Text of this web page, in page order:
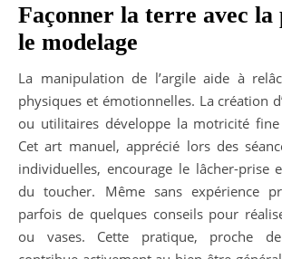
Façonner la terre avec la
le modelage
La manipulation de l’argile aide à
physiques et émotionnelles. La création
ou utilitaires développe la motricité fine
Cet art manuel, apprécié lors des
individuelles, encourage le lâcher-prise
du toucher. Même sans expérience
parfois de quelques conseils pour
ou vases. Cette pratique, proche